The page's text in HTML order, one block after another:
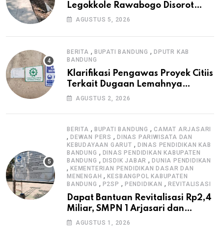
Legokkole Rawabogo Disorot
Warga, Selesai Tanpa Papan
AGUSTUS 5, 2026
BERITA , BUPATI BANDUNG ,DPUTR KAB
BANDUNG
Klarifikasi Pengawas Proyek Citiis
Terkait Dugaan Lemahnya
Pengawasan K3
AGUSTUS 2, 2026
BERITA , BUPATI BANDUNG ,CAMAT ARJASARI
, DEWAN PERS , DINAS PARIWISATA DAN
KEBUDAYAAN GARUT , DINAS PENDIDIKAN KAB
BANDUNG , DINAS PENDIDIKAN KABUPATEN
BANDUNG , DISDIK JABAR ,DUNIA PENDIDIKAN
, KEMENTERIAN PENDIDIKAN DASAR DAN
MENENGAH ,KESBANGPOL KABUPATEN
BANDUNG , P2SP , PENDIDIKAN , REVITALISASI
Dapat Bantuan Revitalisasi Rp2,4
Miliar, SMPN 1 Arjasari dan
Masyarakat Sambut Antusias
AGUSTUS 1, 2026